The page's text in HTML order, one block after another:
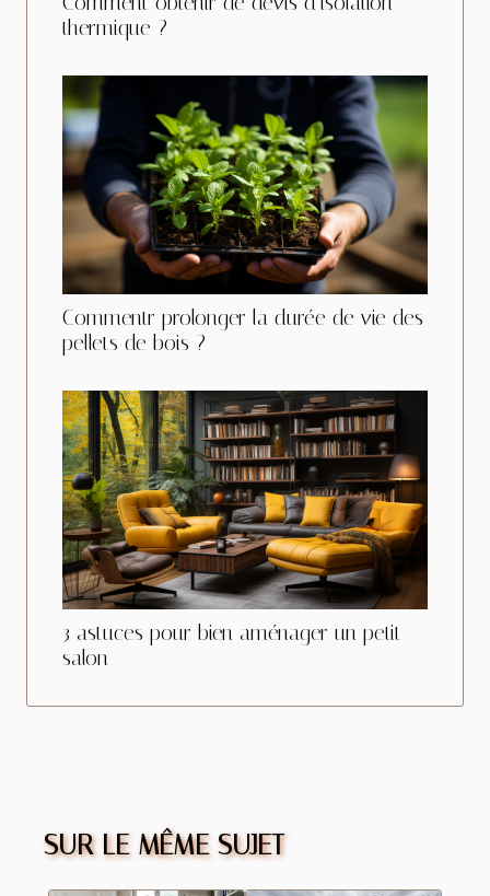
thermique ?
Commentr prolonger la durée de vie des
pellets de bois ?
3 astuces pour bien aménager un petit
salon
SUR LE MÊME SUJET